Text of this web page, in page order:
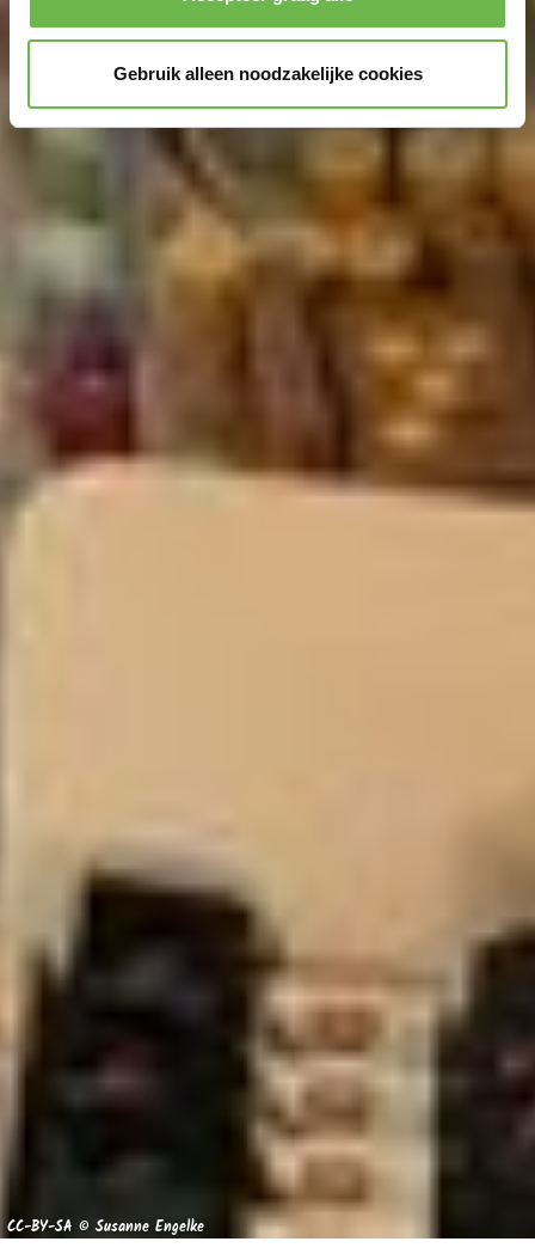
Gebruik alleen noodzakelijke cookies
CC-BY-SA © Susanne Engelke